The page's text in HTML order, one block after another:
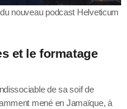
nouveau podcast Helveticum
et le formatage
de sa soif de
mené en Jamaïque, à